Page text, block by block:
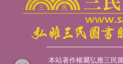
本站著作權屬弘雅三民